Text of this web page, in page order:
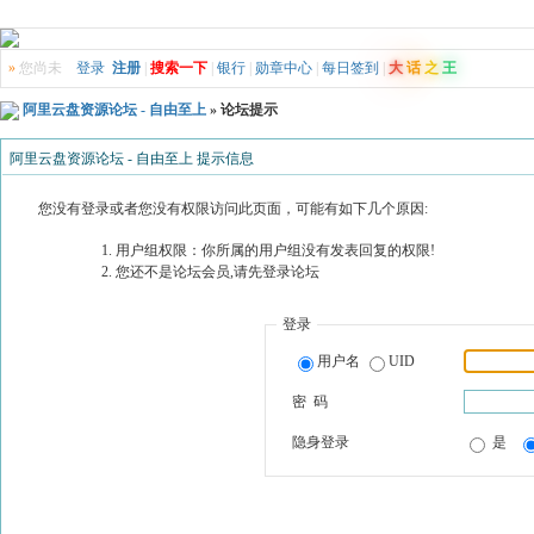
» 您尚未 登录 注册 搜索一下 银行 勋章中心 每日签到 大 话 之 王
阿里云盘资源论坛 - 自由至上 » 论坛提示
阿里云盘资源论坛 - 自由至上 提示信息
您没有登录或者您没有权限访问此页面，可能有如下几个原因:
用户组权限：你所属的用户组没有发表回复的权限!
您还不是论坛会员,请先登录论坛
登录
用户名 UID
密 码
隐身登录 是